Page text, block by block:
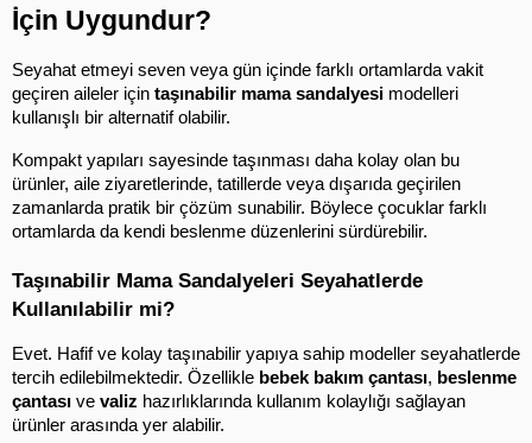
İçin Uygundur?
Seyahat etmeyi seven veya gün içinde farklı ortamlarda vakit
geçiren aileler için taşınabilir mama sandalyesi modelleri
kullanışlı bir alternatif olabilir.
Kompakt yapıları sayesinde taşınması daha kolay olan bu
ürünler, aile ziyaretlerinde, tatillerde veya dışarıda geçirilen
zamanlarda pratik bir çözüm sunabilir. Böylece çocuklar farklı
ortamlarda da kendi beslenme düzenlerini sürdürebilir.
Taşınabilir Mama Sandalyeleri Seyahatlerde
Kullanılabilir mi?
Evet. Hafif ve kolay taşınabilir yapıya sahip modeller seyahatlerde
tercih edilebilmektedir. Özellikle bebek bakım çantası, beslenme
çantası ve valiz hazırlıklarında kullanım kolaylığı sağlayan
ürünler arasında yer alabilir.